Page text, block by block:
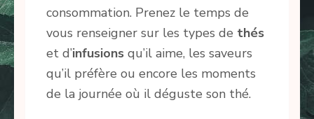
consommation. Prenez le temps de
vous renseigner sur les types de thés
et d’infusions qu’il aime, les saveurs
qu’il préfère ou encore les moments
de la journée où il déguste son thé.